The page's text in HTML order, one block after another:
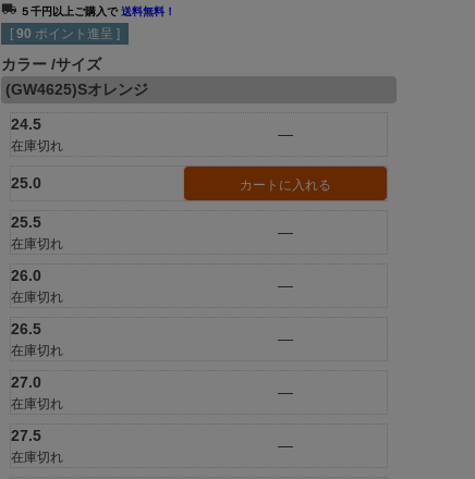
５千円以上ご購入で送料無料！
[ 90 ポイント進呈 ]
カラー サイズ
(GW4625)Sオレンジ
24.5
在庫切れ
—
25.0 カートに入れる
25.5
在庫切れ
—
26.0
在庫切れ
—
26.5
在庫切れ
—
27.0
在庫切れ
—
27.5
在庫切れ
—